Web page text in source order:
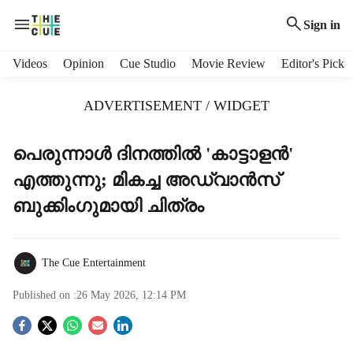
Sign in
Videos Opinion Cue Studio Movie Review Editor's Pick
ADVERTISEMENT / WIDGET
പെരുന്നാൾ ദിനത്തിൽ 'കാട്ടാളൻ'
എത്തുന്നു; മികച്ച അഡ്വാൻസ്
ബുക്കിംഗുമായി ചിത്രം
The Cue Entertainment
Published on :26 May 2026, 12:14 PM
S